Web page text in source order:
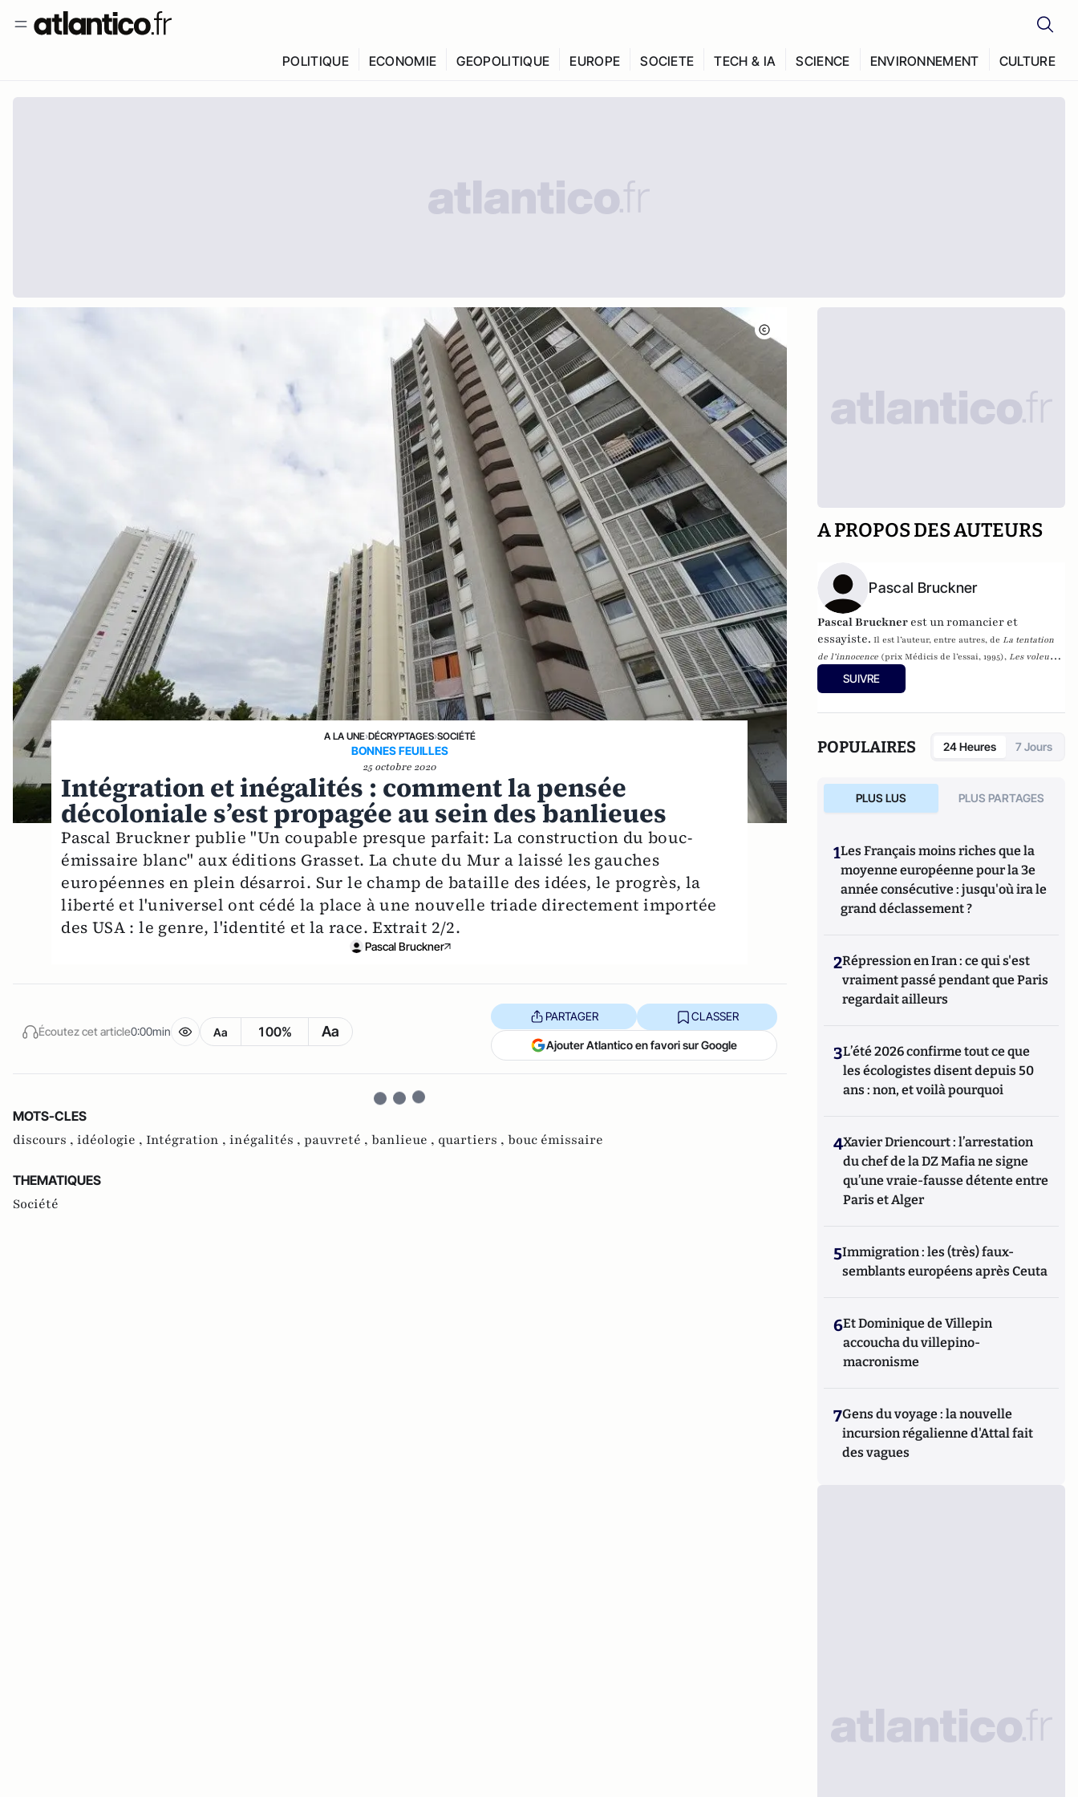
POLITIQUE ECONOMIE GEOPOLITIQUE EUROPE SOCIETE TECH & IA SCIENCE ENVIRONNEMENT CULTURE
A LA UNE›DÉCRYPTAGES›SOCIÉTÉ
BONNES FEUILLES
25 octobre 2020
Intégration et inégalités : comment la pensée
décoloniale s’est propagée au sein des banlieues
Pascal Bruckner publie "Un coupable presque parfait: La construction du bouc-
émissaire blanc" aux éditions Grasset. La chute du Mur a laissé les gauches
européennes en plein désarroi. Sur le champ de bataille des idées, le progrès, la
liberté et l'universel ont cédé la place à une nouvelle triade directement importée
des USA : le genre, l'identité et la race. Extrait 2/2.
Pascal Bruckner
Écoutez cet article0:00min Aa 100% Aa
PARTAGER CLASSER
Ajouter Atlantico en favori sur Google
MOTS-CLES
discours , idéologie , Intégration , inégalités , pauvreté , banlieue , quartiers , bouc émissaire
THEMATIQUES
Société
A PROPOS DES AUTEURS
Pascal Bruckner
Pascal Bruckner est un romancier et
essayiste.Il est l’auteur, entre autres, deLa tentation
de l’innocence (prix Médicis de l’essai, 1995),Les voleurs
de beauté(prix Renaudot, 1997),
prospérité(prix du Meilleur livre d’économie, prix
une trentaine de pays.
SUIVRE
POPULAIRES 24 Heures 7 Jours
PLUS LUS PLUS PARTAGES
1Les Français moins riches que la
moyenne européenne pour la 3e
année consécutive : jusqu'où ira le
grand déclassement ?
2Répression en Iran : ce qui s'est
vraiment passé pendant que Paris
regardait ailleurs
3L’été 2026 confirme tout ce que
les écologistes disent depuis 50
ans : non, et voilà pourquoi
4Xavier Driencourt : l’arrestation
du chef de la DZ Mafia ne signe
qu’une vraie-fausse détente entre
Paris et Alger
5Immigration : les (très) faux-
semblants européens après Ceuta
6Et Dominique de Villepin
accoucha du villepino-
macronisme
7Gens du voyage : la nouvelle
incursion régalienne d'Attal fait
des vagues